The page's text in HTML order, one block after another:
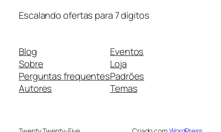
Escalando ofertas para 7 dígitos
Blog
Sobre
Perguntas frequentes
Autores
Eventos
Loja
Padrões
Temas